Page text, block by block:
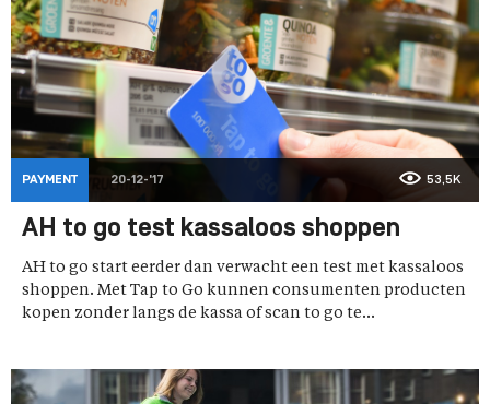
PAYMENT 20-12-'17 53,5K
AH to go test kassaloos shoppen
AH to go start eerder dan verwacht een test met kassaloos
shoppen. Met Tap to Go kunnen consumenten producten
kopen zonder langs de kassa of scan to go te...